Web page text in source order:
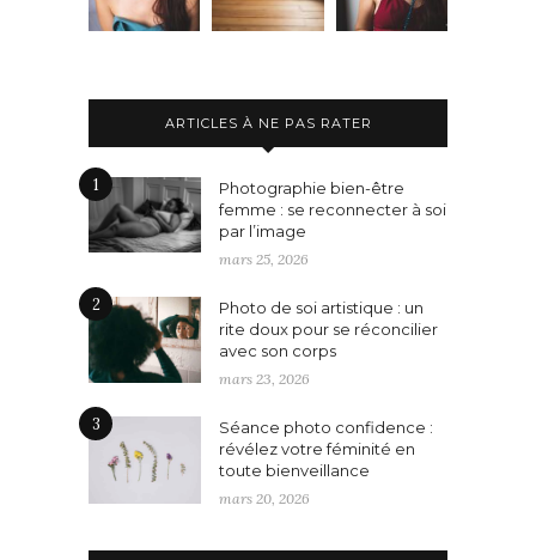
ARTICLES À NE PAS RATER
1
Photographie bien-être
femme : se reconnecter à soi
par l’image
mars 25, 2026
2
Photo de soi artistique : un
rite doux pour se réconcilier
avec son corps
mars 23, 2026
3
Séance photo confidence :
révélez votre féminité en
toute bienveillance
mars 20, 2026